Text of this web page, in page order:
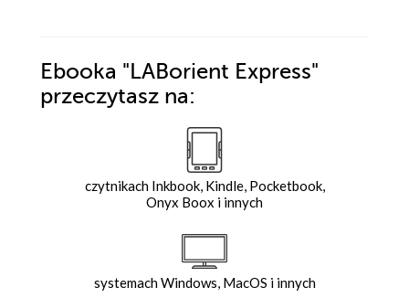
Ebooka "LABorient Express"
przeczytasz na:
czytnikach Inkbook, Kindle, Pocketbook,
Onyx Boox i innych
systemach Windows, MacOS i innych